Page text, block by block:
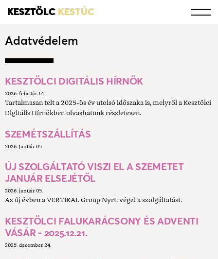
KESZTÖLC KESTÚC
Adatvédelem
KESZTÖLCI DIGITÁLIS HÍRNÖK
2026. február 14.
Tartalmasan telt a 2025-ös év utolsó időszaka is, melyről a Kesztölci
Digitális Hírnökben olvashatunk részletesen.
SZEMÉTSZÁLLÍTÁS
2026. január 05.
ÚJ SZOLGÁLTATÓ VISZI EL A SZEMETET
JANUÁR ELSEJÉTŐL
2026. január 05.
Az új évben a VERTIKAL Group Nyrt. végzi a szolgáltatást.
KESZTÖLCI FALUKARÁCSONY ÉS ADVENTI
VÁSÁR - 2025.12.21.
2025. december 24.